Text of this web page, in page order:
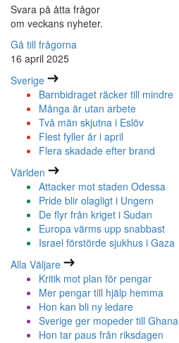
Svara på åtta frågor
om veckans nyheter.
Gå till frågorna
16 april 2025
Sverige
Barnbidraget räcker till mindre
Många är utan arbete
Två män skjutna i Eslöv
Flest fyller år i april
Flera skadade efter brand
Världen
Attacker mot staden Odessa
Pride blir olagligt i Ungern
De flyr från kriget i Sudan
Europa värms upp snabbast
Israel förstörde sjukhus i Gaza
Alla Väljare
Kritik mot plan för pengar
Mer pengar till hjälp hemma
Hon kan bli ny ledare
Sverige ger mopeder till Ghana
Hon tar paus från riksdagen